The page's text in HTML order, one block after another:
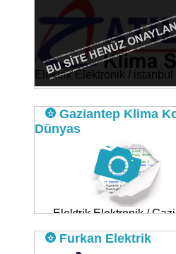
Elektrik Elektronik / istanbul
Gaziantep Klima
Dünyas
Elektrik Elektronik /
Furkan Elektrik